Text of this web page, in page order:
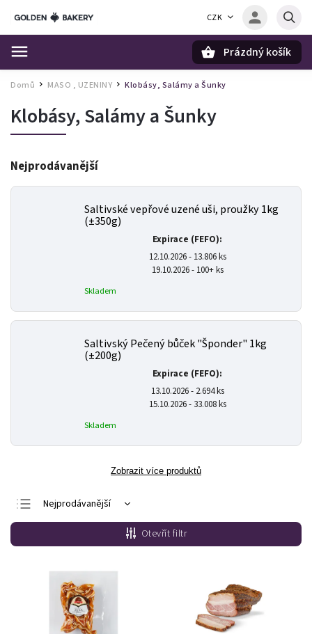
CZK
Prázdný košík
Domů / MASO , UZENINY / Klobásy, Salámy a Šunky
Klobásy, Salámy a Šunky
Nejprodávanější
Saltivské vepřové uzené uši, proužky 1kg
(±350g)
Expirace (FEFO):
12.10.2026 - 13.806 ks
19.10.2026 - 100+ ks
Skladem
Saltivský Pečený bůček "Šponder" 1kg
(±200g)
Expirace (FEFO):
13.10.2026 - 2.694 ks
15.10.2026 - 33.008 ks
Skladem
Zobrazit více produktů
Nejprodávanější
Nejlevnější
Nejdražší
Abecedně
Otevřít filtr